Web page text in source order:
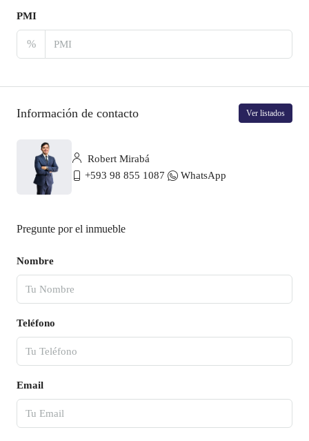
PMI
%
Información de contacto Ver listados
Robert Mirabá
+593 98 855 1087
WhatsApp
Pregunte por el inmueble
Nombre
Teléfono
Email